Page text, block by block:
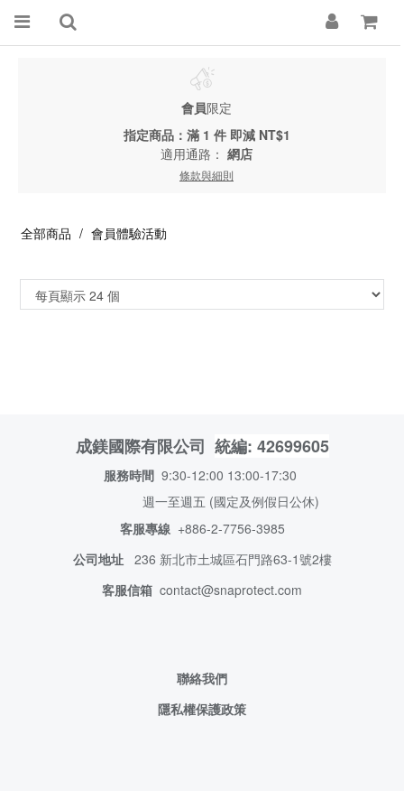
會員限定
指定商品：滿 1 件 即減 NT$1
適用通路： 網店
條款與細則
全部商品 會員體驗活動
成鎂國際有限公司 統編: 42699605
服務時間 9:30-12:00 13:00-17:30
週一至週五 (國定及例假日公休)
客服專線 +886-2-7756-3985
公司地址 236 新北市土城區石門路63-1號2樓
客服信箱 contact@snaprotect.com
聯絡我們
隱私權保護政策